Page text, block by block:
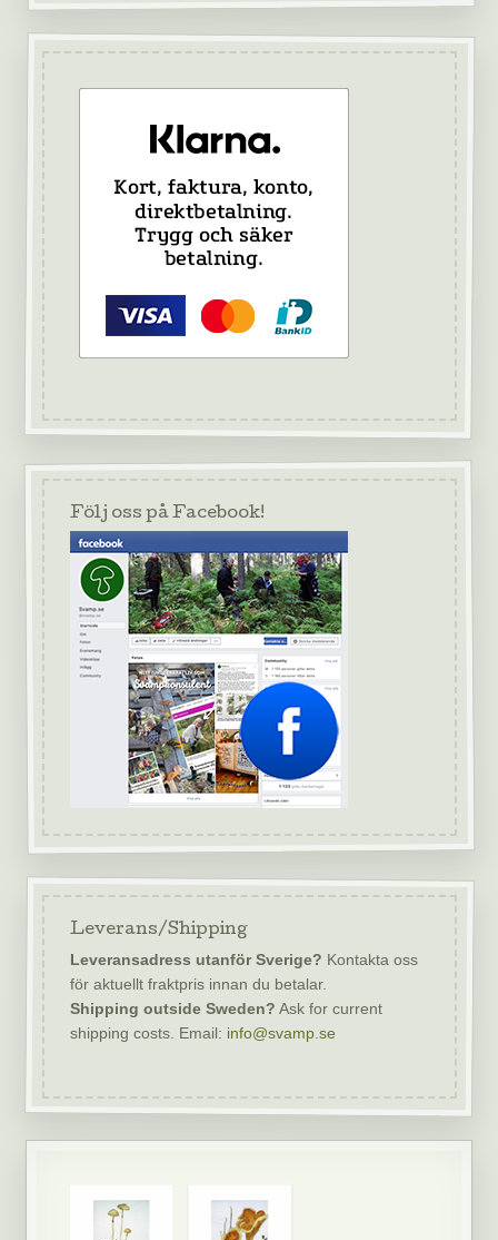
Följ oss på Facebook!
Leverans/Shipping
Leveransadress utanför Sverige? Kontakta oss
för aktuellt fraktpris innan du betalar.
Shipping outside Sweden? Ask for current
shipping costs. Email: info@svamp.se